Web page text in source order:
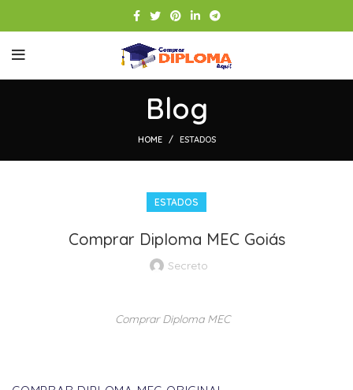
Blog
HOME ESTADOS
ESTADOS
Comprar Diploma MEC Goiás
Secreto
Comprar Diploma MEC